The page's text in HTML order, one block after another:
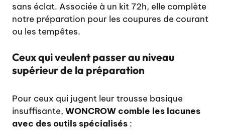
sans éclat. Associée à un kit 72h, elle complète
notre préparation pour les coupures de courant
ou les tempêtes.
Ceux qui veulent passer au niveau
supérieur de la préparation
Pour ceux qui jugent leur trousse basique
insuffisante, WONCROW comble les lacunes
avec des outils spécialisés :